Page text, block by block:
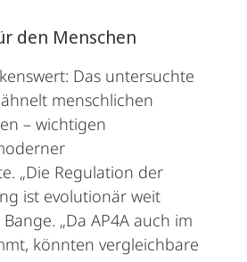
den Menschen
Das untersuchte
menschlichen
– wichtigen
„Die Regulation der
ist evolutionär weit
„Da AP4A auch im
könnten vergleichbare